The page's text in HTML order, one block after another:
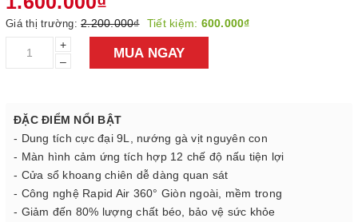
Giá thị trường: 2.200.000₫ Tiết kiệm: 600.000₫
+
–
MUA NGAY
ĐẶC ĐIỂM NỔI BẬT
- Dung tích cực đại 9L, nướng gà vịt nguyên con
- Màn hình cảm ứng tích hợp 12 chế độ nấu tiện lợi
- Cửa sổ khoang chiên dễ dàng quan sát
- Công nghệ Rapid Air 360° Giòn ngoài, mềm trong
- Giảm đến 80% lượng chất béo, bảo vệ sức khỏe